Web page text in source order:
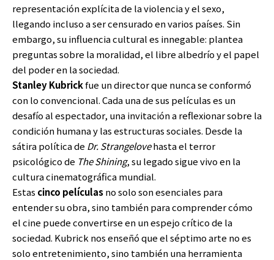
representación explícita de la violencia y el sexo,
llegando incluso a ser censurado en varios países. Sin
embargo, su influencia cultural es innegable: plantea
preguntas sobre la moralidad, el libre albedrío y el papel
del poder en la sociedad.
Stanley Kubrickfue un director que nunca se conformó
con lo convencional. Cada una de sus películas es un
desafío al espectador, una invitación a reflexionar sobre la
condición humana y las estructuras sociales. Desde la
sátira política de Dr. Strangelovehasta el terror
psicológico de The Shining, su legado sigue vivo en la
cultura cinematográfica mundial.
Estas cinco películasno solo son esenciales para
entender su obra, sino también para comprender cómo
el cine puede convertirse en un espejo crítico de la
sociedad. Kubrick nos enseñó que el séptimo arte no es
solo entretenimiento, sino también una herramienta